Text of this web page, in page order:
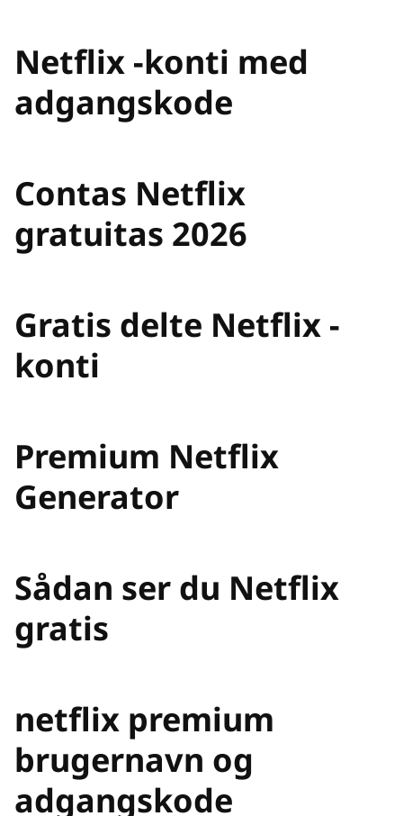
Netflix -konti med
adgangskode
Contas Netflix
gratuitas 2026
Gratis delte Netflix -
konti
Premium Netflix
Generator
Sådan ser du Netflix
gratis
netflix premium
brugernavn og
adgangskode